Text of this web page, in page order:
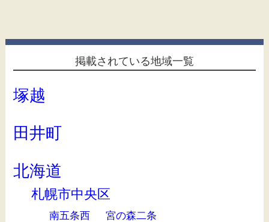
掲載されている地域一覧
塚越
田井町
北海道
札幌市中央区
南五条西 宮の森二条